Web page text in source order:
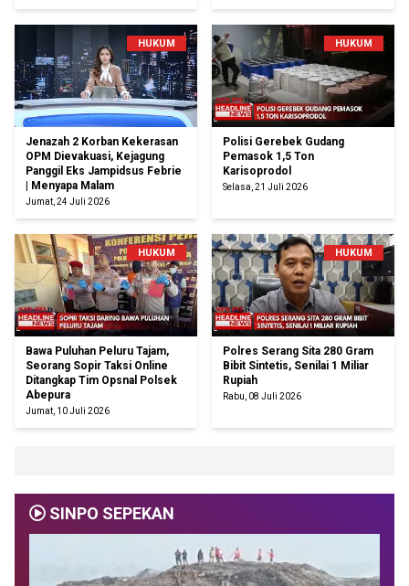
HUKUM
Jenazah 2 Korban Kekerasan
OPM Dievakuasi, Kejagung
Panggil Eks Jampidsus Febrie
| Menyapa Malam
Jumat, 24 Juli 2026
HUKUM
Polisi Gerebek Gudang
Pemasok 1,5 Ton
Karisoprodol
Selasa, 21 Juli 2026
HUKUM
Bawa Puluhan Peluru Tajam,
Seorang Sopir Taksi Online
Ditangkap Tim Opsnal Polsek
Abepura
Jumat, 10 Juli 2026
HUKUM
Polres Serang Sita 280 Gram
Bibit Sintetis, Senilai 1 Miliar
Rupiah
Rabu, 08 Juli 2026
SINPO SEPEKAN